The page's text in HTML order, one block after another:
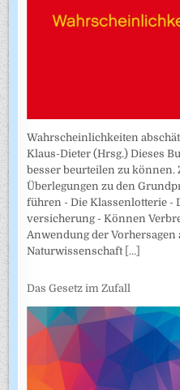
Wahrscheinlichkeiten
Klaus-Dieter (Hrsg.) Dieses
besser beurteilen zu können.
Überlegungen zu den
führen - Die Klassenlotterie -
versicherung - Können
Anwendung der Vorhersagen
Naturwissenschaft [...]
Das Gesetz im Zufall